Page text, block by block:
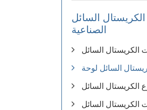
السائل
الصناعية
السائل
السائل لوحة
الكريستال السائل
الكريستال السائل